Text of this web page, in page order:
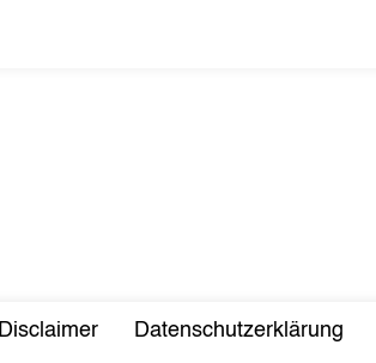
Disclaimer Datenschutzerklärung